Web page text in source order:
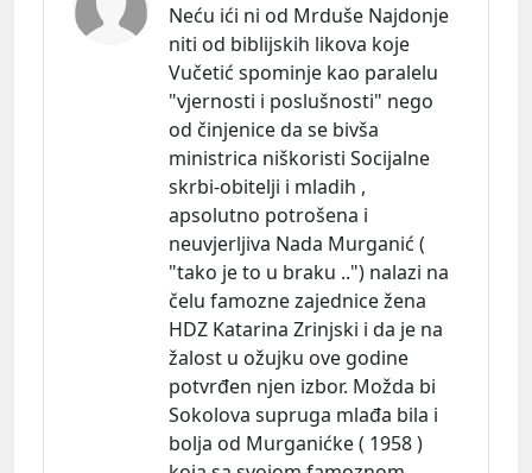
Neću ići ni od Mrduše Najdonje
niti od biblijskih likova koje
Vučetić spominje kao paralelu
"vjernosti i poslušnosti" nego
od činjenice da se bivša
ministrica niškoristi Socijalne
skrbi-obitelji i mladih ,
apsolutno potrošena i
neuvjerljiva Nada Murganić (
"tako je to u braku ..") nalazi na
čelu famozne zajednice žena
HDZ Katarina Zrinjski i da je na
žalost u ožujku ove godine
potvrđen njen izbor. Možda bi
Sokolova supruga mlađa bila i
bolja od Murganićke ( 1958 )